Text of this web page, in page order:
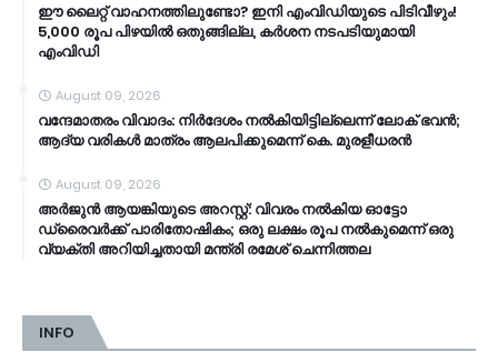
ഈ ലൈറ്റ് വാഹനത്തിലുണ്ടോ? ഇനി എംവിഡിയുടെ പിടിവീഴും!
5,000 രൂപ പിഴയിൽ ഒതുങ്ങില്ല, കർശന നടപടിയുമായി
എംവിഡി
August 09, 2026
വ​ന്ദേ​മാ​ത​രം വി​വാ​ദം: നി​ർ​ദേ​ശം ന​ൽ​കി​യി​ട്ടി​ല്ലെ​ന്ന് ലോ​ക് ഭ​വ​ൻ;
ആ​ദ്യ വ​രി​ക​ൾ മാ​ത്രം ആ​ല​പി​ക്കു​മെ​ന്ന് കെ. ​മു​ര​ളീ​ധ​ര​ൻ
August 09, 2026
അർജുൻ ആയങ്കിയുടെ അറസ്റ്റ്: വിവരം നൽകിയ ഓട്ടോ
ഡ്രൈവർക്ക് പാരിതോഷികം; ഒരു ലക്ഷം രൂപ നൽകുമെന്ന് ഒരു
വ്യക്തി അറിയിച്ചതായി മന്ത്രി രമേശ് ചെന്നിത്തല
INFO